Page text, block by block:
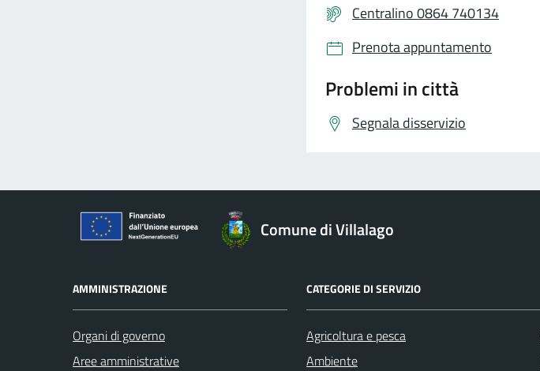
Centralino 0864 740134
Prenota appuntamento
Problemi in città
Segnala disservizio
Comune di Villalago
AMMINISTRAZIONE
Organi di governo
Aree amministrative
CATEGORIE DI SERVIZIO
Agricoltura e pesca
Ambiente